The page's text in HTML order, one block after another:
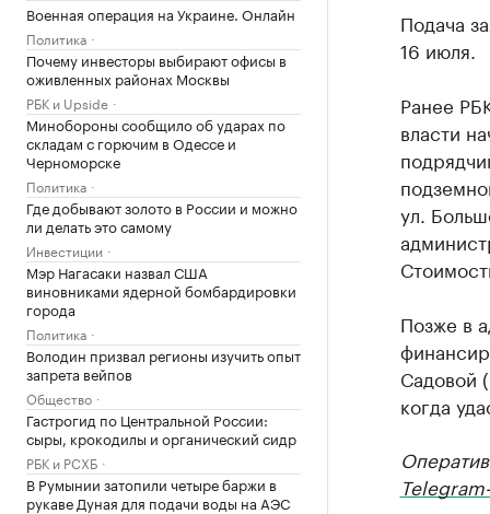
Военная операция на Украине. Онлайн
Политика
Почему инвесторы выбирают офисы в
оживленных районах Москвы
РБК и Upside
Минобороны сообщило об ударах по
складам с горючим в Одессе и
Черноморске
Политика
Где добывают золото в России и можно
ли делать это самому
Инвестиции
Мэр Нагасаки назвал США
виновниками ядерной бомбардировки
города
Политика
Володин призвал регионы изучить опыт
запрета вейпов
Общество
Гастрогид по Центральной России:
сыры, крокодилы и органический сидр
РБК и РСХБ
В Румынии затопили четыре баржи в
рукаве Дуная для подачи воды на АЭС
Подача
16 июля.
Ранее
власти
ул.
Позже в
Садовой
когда